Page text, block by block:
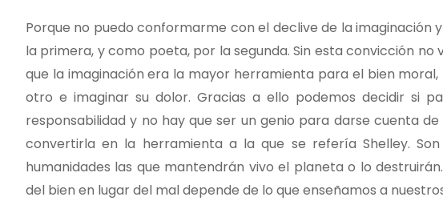
Porque no puedo conformarme con el declive de la
la primera, y como poeta, por la segunda. Sin esta convicción
que la imaginación era la mayor herramienta para el bien
otro e imaginar su dolor. Gracias a ello podemos decidir si
responsabilidad y no hay que ser un genio para darse cuenta
convertirla en la herramienta a la que se refería Shelley.
humanidades las que mantendrán vivo el planeta o lo
del bien en lugar del mal depende de lo que enseñamos a